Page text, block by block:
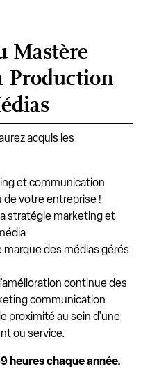
Mastère
Production
acquis les
et communication
de votre entreprise !
stratégie marketing et
marque des médias gérés
continue des
communication
proximité au sein d'une
ou service.
heures chaque année.